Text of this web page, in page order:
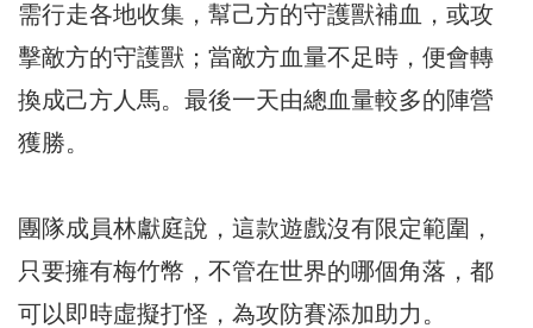
需行走各地收集，幫己方的守護獸補血，或攻
擊敵方的守護獸；當敵方血量不足時，便會轉
換成己方人馬。最後一天由總血量較多的陣營
獲勝。
團隊成員林獻庭說，這款遊戲沒有限定範圍，
只要擁有梅竹幣，不管在世界的哪個角落，都
可以即時虛擬打怪，為攻防賽添加助力。